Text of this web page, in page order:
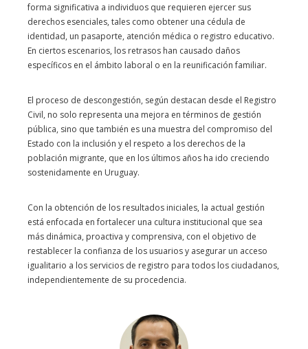
forma significativa a individuos que requieren ejercer sus
derechos esenciales, tales como obtener una cédula de
identidad, un pasaporte, atención médica o registro educativo.
En ciertos escenarios, los retrasos han causado daños
específicos en el ámbito laboral o en la reunificación familiar.
El proceso de descongestión, según destacan desde el Registro
Civil, no solo representa una mejora en términos de gestión
pública, sino que también es una muestra del compromiso del
Estado con la inclusión y el respeto a los derechos de la
población migrante, que en los últimos años ha ido creciendo
sostenidamente en Uruguay.
Con la obtención de los resultados iniciales, la actual gestión
está enfocada en fortalecer una cultura institucional que sea
más dinámica, proactiva y comprensiva, con el objetivo de
restablecer la confianza de los usuarios y asegurar un acceso
igualitario a los servicios de registro para todos los ciudadanos,
independientemente de su procedencia.